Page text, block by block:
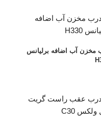
مخزن آب اضافه برلیانس